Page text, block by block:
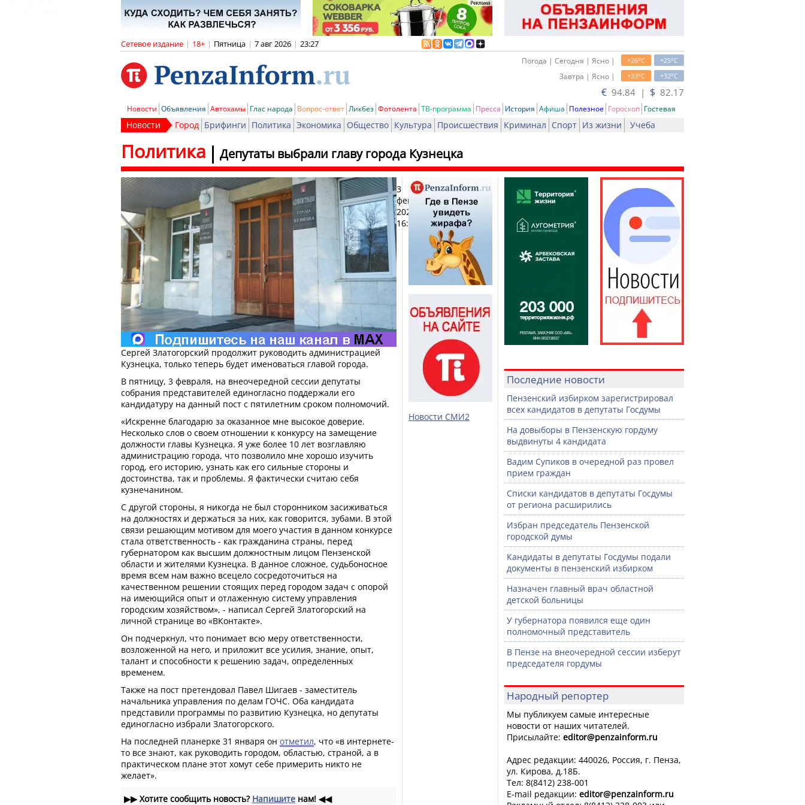
Сетевое издание | 18+ | Пятница | 7 авг 2026 | 23:27
+25oC
+26oC
Погода | Сегодня | Ясно |
+32oC
+33oC
Завтра | Ясно |
€ 94.84 | $ 82.17
Новости Объявления Автохамы Глас народа Вопрос-ответ Ликбез Фотолента ТВ-программа Пресса История Афиша Полезное Гороскоп Гостевая
Новости Город Брифинги Политика Экономика Общество Культура Происшествия Криминал Спорт Из жизни Учеба
Депутаты выбрали главу города Кузнецка
Политика
3
февраля
2023,
16:08
Печать
Сергей Златогорский продолжит руководить администрацией
Кузнецка, только теперь будет именоваться главой города.
В пятницу, 3 февраля, на внеочередной сессии депутаты
собрания представителей единогласно поддержали его
кандидатуру на данный пост с пятилетним сроком полномочий.
«Искренне благодарю за оказанное мне высокое доверие.
Несколько слов о своем отношении к конкурсу на замещение
должности главы Кузнецка. Я уже более 10 лет возглавляю
администрацию города, что позволило мне хорошо изучить
город, его историю, узнать как его сильные стороны и
достоинства, так и проблемы. Я фактически считаю себя
кузнечанином.
С другой стороны, я никогда не был сторонником засиживаться
на должностях и держаться за них, как говорится, зубами. В этой
связи решающим мотивом для моего участия в данном конкурсе
стала ответственность - как гражданина страны, перед
губернатором как высшим должностным лицом Пензенской
области и жителями Кузнецка. В данное сложное, судьбоносное
время всем нам важно всецело сосредоточиться на
качественном решении стоящих перед городом задач с опорой
на имеющийся опыт и отлаженную систему управления
городским хозяйством», - написал Сергей Златогорский на
личной странице во «ВКонтакте».
Он подчеркнул, что понимает всю меру ответственности,
возложенной на него, и приложит все усилия, знание, опыт,
талант и способности к решению задач, определенных
временем.
Также на пост претендовал Павел Шигаев - заместитель
начальника управления по делам ГОЧС. Оба кандидата
представили программы по развитию Кузнецка, но депутаты
единогласно избрали Златогорского.
На последней планерке 31 января он отметил, что «в интернете-
то все знают, как руководить городом, областью, страной, а в
практическом плане этот хомут себе примерить никто не
желает».
▶▶Хотите сообщить новость? Напишите нам! ◀◀
Новости СМИ2
Последние новости
Пензенский избирком зарегистрировал
всех кандидатов в депутаты Госдумы
На довыборы в Пензенскую гордуму
выдвинуты 4 кандидата
Вадим Супиков в очередной раз провел
прием граждан
Списки кандидатов в депутаты Госдумы
от региона расширились
Избран председатель Пензенской
городской думы
Кандидаты в депутаты Госдумы подали
документы в пензенский избирком
Назначен главный врач областной
детской больницы
У губернатора появился еще один
полномочный представитель
В Пензе на внеочередной сессии изберут
председателя гордумы
Народный репортер
Мы публикуем самые интересные
новости от наших читателей.
Присылайте: editor@penzainform.ru
Адрес редакции: 440026, Россия, г. Пенза,
ул. Кирова, д.18Б.
Тел: 8(8412) 238-001
E-mail редакции: editor@penzainform.ru